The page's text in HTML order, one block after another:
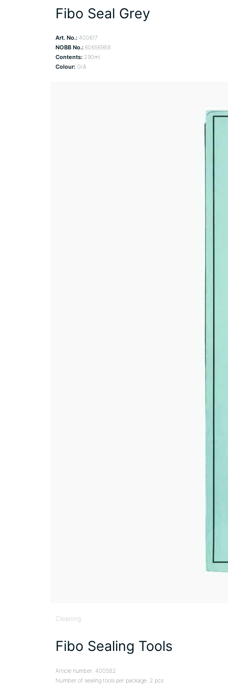
Fibo Seal Grey
Art. No.: 400617
NOBB No.: 60656988
Contents: 290ml
Colour: Grå
Cleaning
Fibo Sealing Tools
Article number: 400582
Number of sealing tools per package: 2 pcs